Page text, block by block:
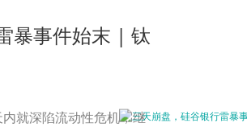
暴事件始末 | 钛
就深陷流动性危机，继